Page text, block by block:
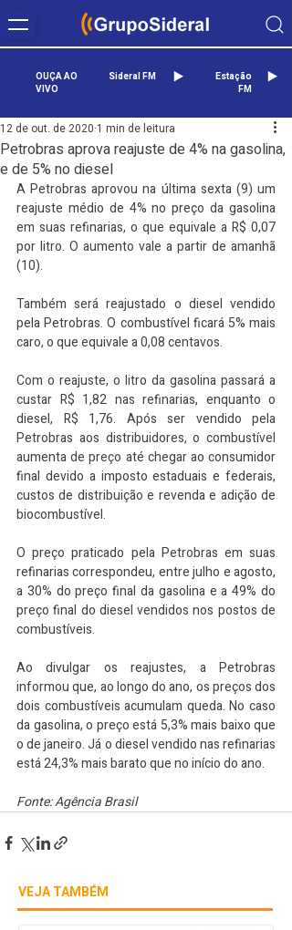
OUÇA AO
VIVO
Sideral FM
Estação
FM
Petrobras aprova reajuste de 4% na gasolina,
e de 5% no diesel
12 de out. de 2020 1 min de leitura
A Petrobras aprovou na última sexta (9) um
reajuste médio de 4% no preço da gasolina
em suas refinarias, o que equivale a R$ 0,07
por litro. O aumento vale a partir de amanhã
(10).
Também será reajustado o diesel vendido
pela Petrobras. O combustível ficará 5% mais
caro, o que equivale a 0,08 centavos.
Com o reajuste, o litro da gasolina passará a
custar R$ 1,82 nas refinarias, enquanto o
diesel, R$ 1,76. Após ser vendido pela
Petrobras aos distribuidores, o combustível
aumenta de preço até chegar ao consumidor
final devido a imposto estaduais e federais,
custos de distribuição e revenda e adição de
biocombustível.
O preço praticado pela Petrobras em suas
refinarias correspondeu, entre julho e agosto,
a 30% do preço final da gasolina e a 49% do
preço final do diesel vendidos nos postos de
combustíveis.
Ao divulgar os reajustes, a Petrobras
informou que, ao longo do ano, os preços dos
dois combustíveis acumulam queda. No caso
da gasolina, o preço está 5,3% mais baixo que
o de janeiro. Já o diesel vendido nas refinarias
está 24,3% mais barato que no início do ano.
Fonte: Agência Brasil
VEJA TAMBÉM